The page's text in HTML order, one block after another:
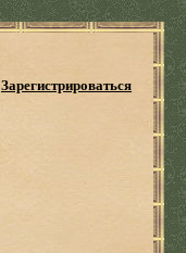
Зарегистрироваться